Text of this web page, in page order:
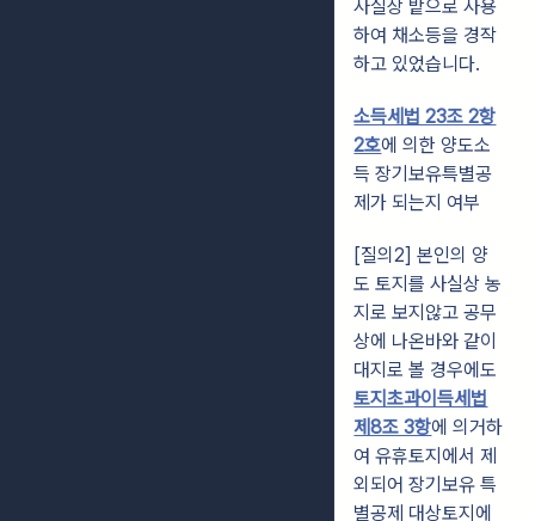
사실상 밭으로 사용
하여 채소등을 경작
하고 있었습니다.
소득세법 23조 2항
2호에 의한 양도소
득 장기보유특별공
제가 되는지 여부
[질의2] 본인의 양
도 토지를 사실상 농
지로 보지않고 공무
상에 나온바와 같이
대지로 볼 경우에도
토지초과이득세법
제8조 3항에 의거하
여 유휴토지에서 제
외되어 장기보유 특
별공제 대상토지에